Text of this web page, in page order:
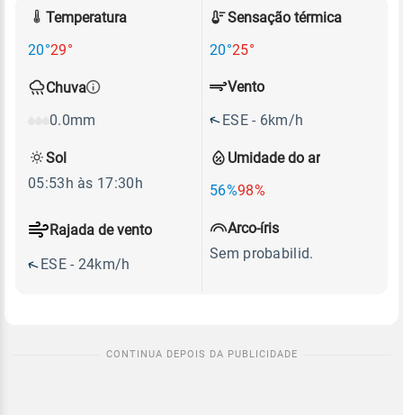
Temperatura
20°29°
Sensação térmica
20°25°
Chuva
0.0mm
Umidade do ar
56%98%
Vento
ESE - 6km/h
Rajada de vento
ESE - 24km/h
Sol
05:53h às 17:30h
Arco-íris
Sem probabilid.